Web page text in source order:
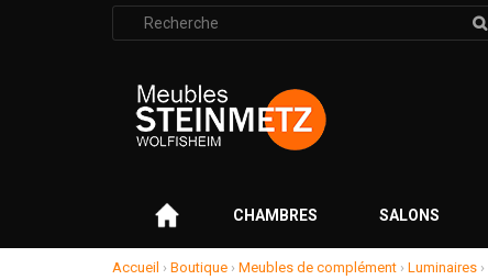
Rechercher
:
CHAMBRES SALONS
Accueil › Boutique › Meubles de complément › Luminaires ›